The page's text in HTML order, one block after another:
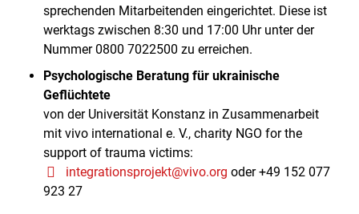
sprechenden Mitarbeitenden eingerichtet. Diese ist
werktags zwischen 8:30 und 17:00 Uhr unter der
Nummer 0800 7022500 zu erreichen.
Psychologische Beratung für ukrainische
Geflüchtete
von der Universität Konstanz in Zusammenarbeit
mit vivo international e. V., charity NGO for the
support of trauma victims:
integrationsprojekt@vivo.org oder +49 152 077
923 27